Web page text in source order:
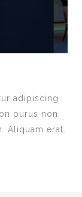
adipiscing
purus non
Aliquam erat.